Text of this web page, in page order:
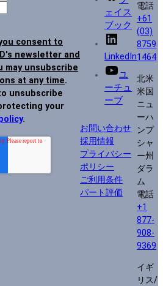
consent to
newsletter and
may unsubscribe
at any time.
unsubscribe
your
.
ェイス
ブック
LinkedIn
ユ
ーチュ
ーブ
お問い合わせ
採用情報
プライバシー
ポリシー
ご利用条件
パート評価
電話
+61
(03)
8759
1464
北米
米国
ニュ
ーハ
ンプ
シャ
ー州
ダラ
ム
電話
+1
877-
908-
9369
イギ
リス/